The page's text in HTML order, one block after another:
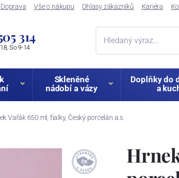
Doprava Vše o nákupu Ohlasy zákazníků Kariéra
314
So 9-14
Skleněné
nádobí a vázy
Doplňky do
a
Vařák 650 ml, fialky, Český porcelán a.s.